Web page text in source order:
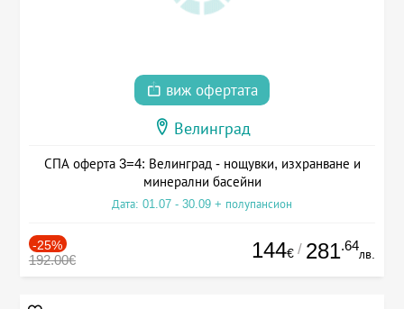
виж офертата
Велинград
СПА оферта 3=4: Велинград - нощувки, изхранване и
минерални басейни
Дата: 01.07 - 30.09 + полупансион
-25%
192.00€ 144€ / 281.64
лв.